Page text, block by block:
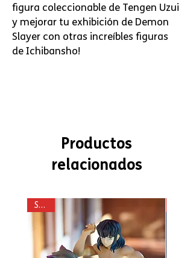
figura coleccionable de Tengen Uzui
y mejorar tu exhibición de Demon
Slayer con otras increíbles figuras
de Ichibansho!
Productos
relacionados
SALE!